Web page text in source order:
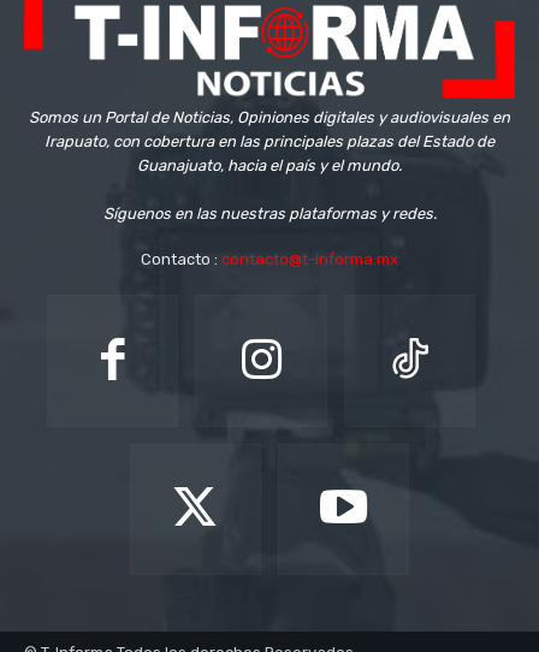
Somos un Portal de Noticias, Opiniones digitales y audiovisuales en
Irapuato, con cobertura en las principales plazas del Estado de
Guanajuato, hacia el país y el mundo.
Síguenos en las nuestras plataformas y redes.
Contacto : contacto@t-informa.mx